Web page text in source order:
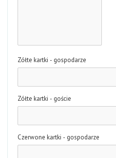
Zółte kartki - gospodarze
Zółte kartki - goście
Czerwone kartki - gospodarze